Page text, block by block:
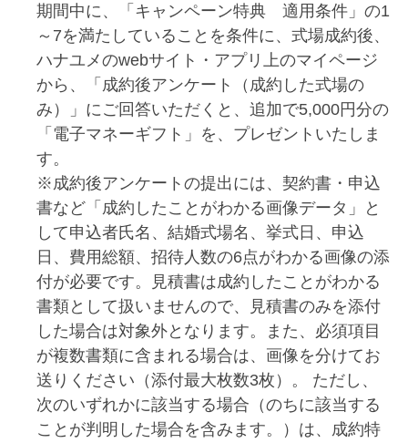
期間中に、「キャンペーン特典 適用条件」の1
～7を満たしていることを条件に、式場成約後、
ハナユメのwebサイト・アプリ上のマイページ
から、「成約後アンケート（成約した式場の
み）」にご回答いただくと、追加で5,000円分の
「電子マネーギフト」を、プレゼントいたしま
す。
※成約後アンケートの提出には、契約書・申込
書など「成約したことがわかる画像データ」と
して申込者氏名、結婚式場名、挙式日、申込
日、費用総額、招待人数の6点がわかる画像の添
付が必要です。見積書は成約したことがわかる
書類として扱いませんので、見積書のみを添付
した場合は対象外となります。また、必須項目
が複数書類に含まれる場合は、画像を分けてお
送りください（添付最大枚数3枚）。 ただし、
次のいずれかに該当する場合（のちに該当する
ことが判明した場合を含みます。）は、成約特